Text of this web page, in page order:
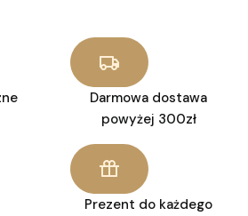
Darmowa dostawa
powyżej 300zł
Prezent do każdego